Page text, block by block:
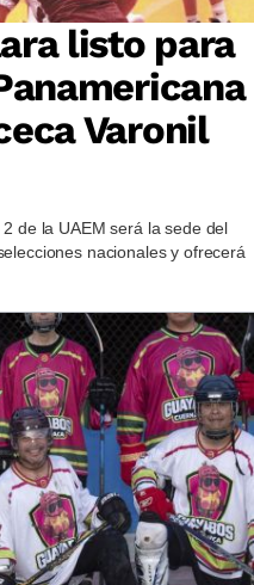
listo para
Varonil
de la UAEM será la sede del
nacionales y ofrecerá